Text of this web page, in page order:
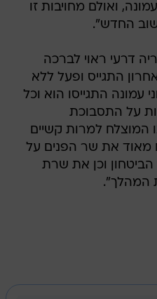
ואולם מחויבות זו
החדש".
דרעי ראוי לברכה
התגייס ופעל ללא
עמונה התגייסו הוא וכל
על התסבוכת
המוצלח למרות קשיים
מאוד את שר הפנים על
וכן את שרת
המהלך".